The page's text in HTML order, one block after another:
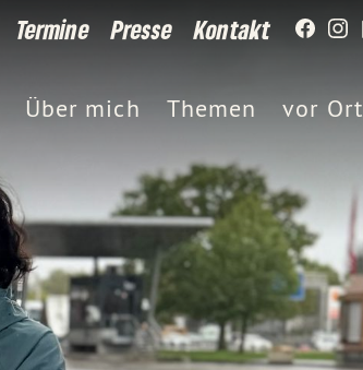
Termine Presse Kontakt
Über mich Themen vor Ort